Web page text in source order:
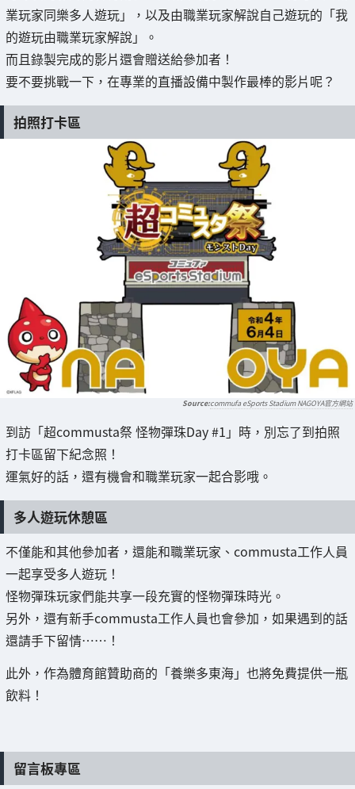
業玩家同樂多人遊玩」，以及由職業玩家解說自己遊玩的「我
的遊玩由職業玩家解說」。
而且錄製完成的影片還會贈送給參加者！
要不要挑戰一下，在專業的直播設備中製作最棒的影片呢？
拍照打卡區
commufa eSports Stadium NAGOYA官方網站
到訪「超commusta祭 怪物彈珠Day #1」時，別忘了到拍照
打卡區留下紀念照！
運氣好的話，還有機會和職業玩家一起合影哦。
多人遊玩休憩區
不僅能和其他參加者，還能和職業玩家、commusta工作人員
一起享受多人遊玩！
怪物彈珠玩家們能共享一段充實的怪物彈珠時光。
另外，還有新手commusta工作人員也會參加，如果遇到的話
還請手下留情……！
此外，作為體育館贊助商的「養樂多東海」也將免費提供一瓶
飲料！
留言板專區